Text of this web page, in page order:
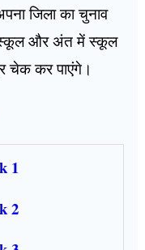
जिला का चुनाव
स्कूल और अंत में स्कूल
चेक कर पाएंगे।
1
2